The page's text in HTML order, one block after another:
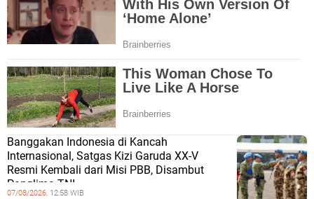
Banggakan Indonesia di Kancah
Internasional, Satgas Kizi Garuda XX-V
Resmi Kembali dari Misi PBB, Disambut
Panglima TNI
07/08/2026, 12:58 WIB